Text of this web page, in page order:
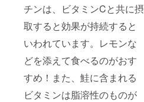
チンは、ビタミンCと共に摂
取すると効果が持続すると
いわれています。レモンな
どを添えて食べるのがおす
すめ！また、鮭に含まれる
ビタミンは脂溶性のものが